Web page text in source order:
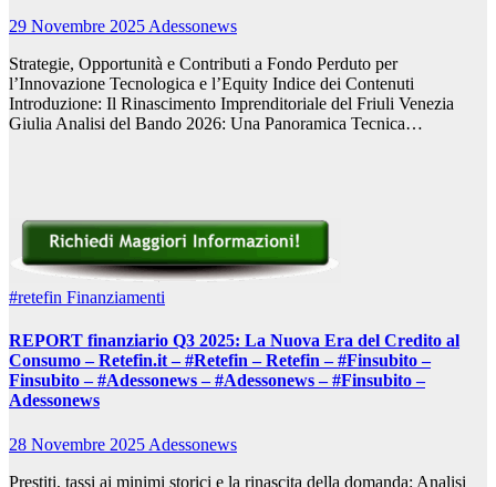
29 Novembre 2025 Adessonews
Strategie, Opportunità e Contributi a Fondo Perduto per
l’Innovazione Tecnologica e l’Equity Indice dei Contenuti
Introduzione: Il Rinascimento Imprenditoriale del Friuli Venezia
Giulia Analisi del Bando 2026: Una Panoramica Tecnica…
#retefin Finanziamenti
REPORT finanziario Q3 2025: La Nuova Era del Credito al
Consumo – Retefin.it – #Retefin – Retefin – #Finsubito –
Finsubito – #Adessonews – #Adessonews – #Finsubito –
Adessonews
28 Novembre 2025 Adessonews
Prestiti, tassi ai minimi storici e la rinascita della domanda: Analisi